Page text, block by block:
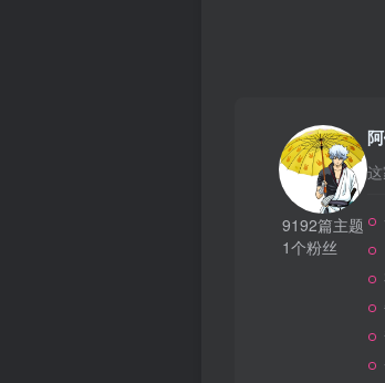
9192篇主题
1个粉丝